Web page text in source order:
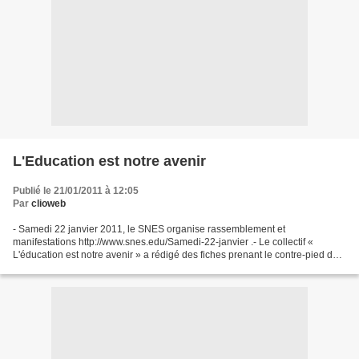
L'Education est notre avenir
Publié le 21/01/2011 à 12:05
Par clioweb
- Samedi 22 janvier 2011, le SNES organise rassemblement et
manifestations http://www.snes.edu/Samedi-22-janvier .- Le collectif «
L'éducation est notre avenir » a rédigé des fiches prenant le contre-pied du «